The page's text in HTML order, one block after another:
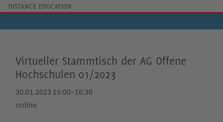
Virtueller Stammtisch der AG Offene
Hochschulen 01/2023
30.01.2023 15:00–16:30
online